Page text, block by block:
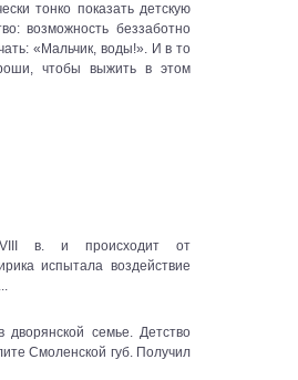
тонко показать детскую
возможность беззаботно
«Мальчик, воды!». И в то
чтобы выжить в этом
в. и происходит от
испытала воздействие
дворянской семье. Детство
Смоленской губ. Получил